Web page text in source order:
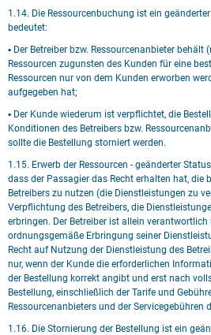
1.14. Die Ressourcenbuchung ist ein
bedeutet:
▪ Der Betreiber bzw. Ressourcenanbieter behält
Ressourcen zugunsten des Kunden für eine
Ressourcen nur von dem Kunden erworben
aufgegeben hat;
▪ Der Kunde wiederum ist verpflichtet, die
Konditionen des Betreibers bzw.
sollte die Bestellung storniert werden.
1.15. Erwerb der Ressourcen - geänderter
dass der Passagier das Recht erhalten hat, die
Betreibers zu nutzen (die Dienstleistungen zu
Verpflichtung des Betreibers, die
erbringen. Der Betreiber ist allein
ordnungsgemäße Erbringung seiner
Recht auf Nutzung der Dienstleistung des
nur, wenn der Kunde die erforderlichen
der Bestellung korrekt angibt und erst nach
Bestellung, einschließlich der Tarife und
Ressourcenanbieters und der Servicegebühren
1.16. Die Stornierung der Bestellung ist ein